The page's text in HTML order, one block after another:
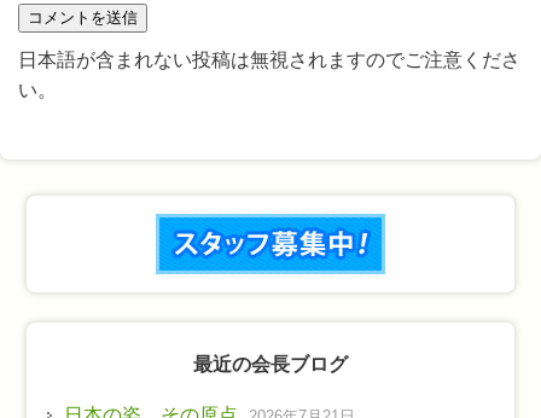
日本語が含まれない投稿は無視されますのでご注意くださ
い。
最近の会長ブログ